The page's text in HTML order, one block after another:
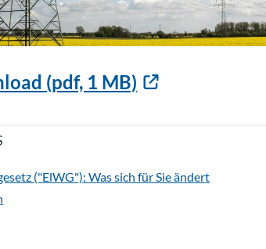
(pdf, 1 MB)
("ElWG"): Was sich für Sie ändert